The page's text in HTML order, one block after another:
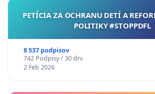
PETÍCIA ZA OCHRANU DETÍ A
POLITIKY #STOPPDFL
8 537 podpisov
742 Podpisy / 30 dni
2 Feb 2026